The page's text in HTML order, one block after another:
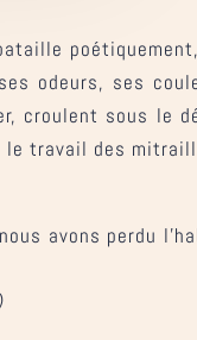
odeurs, ses
croulent sous
travail des
avons perdu